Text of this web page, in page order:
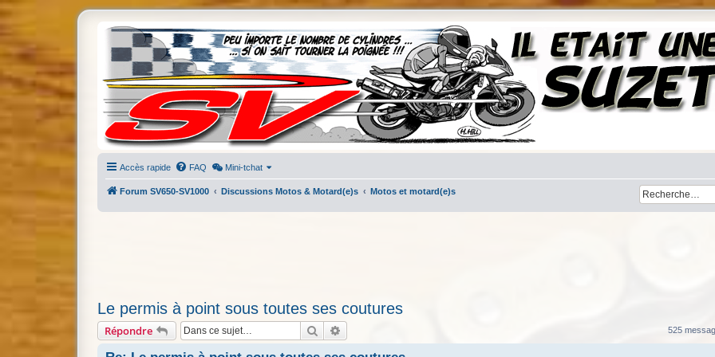
Accès rapide FAQ Mini-tchat
Forum SV650-SV1000 Discussions Motos & Motard(e)s Motos et motard(e)s
Le permis à point sous toutes ses coutures
Répondre Rechercher 525